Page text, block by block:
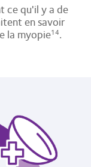
ce qu'il y a de
en savoir
la myopie14.